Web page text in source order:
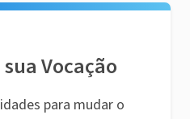
Vocação
para mudar o